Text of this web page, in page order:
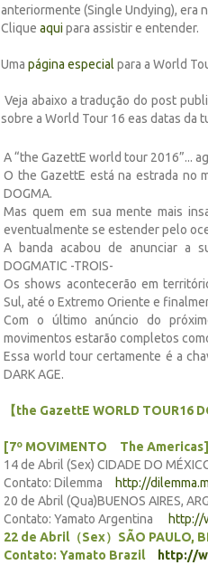
anteriormente (Single Undying), era
Clique aqui para assistir e entender.
Uma página especial para a World
Veja abaixo a tradução do post
sobre a World Tour 16 eas datas da
A “the GazettE world tour 2016”...
O the GazettE está na estrada no
DOGMA.
Mas quem em sua mente mais
eventualmente se estender pelo
A banda acabou de anunciar a
DOGMATIC -TROIS-
Os shows acontecerão em
Sul, até o Extremo Oriente e
Com o último anúncio do
movimentos estarão completos
Essa world tour certamente é a
DARK AGE.
【the GazettE WORLD TOUR16
[7º MOVIMENTO The Americas]
14 de Abril (Sex) CIDADE DO
Contato: Dilemma
http://
20 de Abril (Qua)BUENOS AIRES,
Contato: Yamato Argentina
http://
22 de Abril（Sex）SÃO PAULO,
Contato: Yamato Brazil
http://